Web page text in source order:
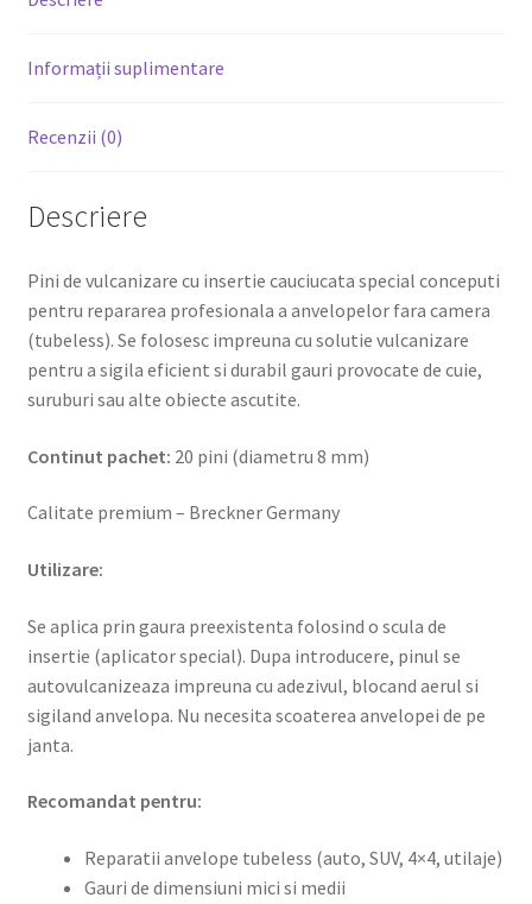
Informații suplimentare
Recenzii (0)
Descriere
Pini de vulcanizare cu insertie cauciucata special conceputi
pentru repararea profesionala a anvelopelor fara camera
(tubeless). Se folosesc impreuna cu solutie vulcanizare
pentru a sigila eficient si durabil gauri provocate de cuie,
suruburi sau alte obiecte ascutite.
Continut pachet: 20 pini (diametru 8 mm)
Calitate premium – Breckner Germany
Utilizare:
Se aplica prin gaura preexistenta folosind o scula de
insertie (aplicator special). Dupa introducere, pinul se
autovulcanizeaza impreuna cu adezivul, blocand aerul si
sigiland anvelopa. Nu necesita scoaterea anvelopei de pe
janta.
Recomandat pentru:
Reparatii anvelope tubeless (auto, SUV, 4×4, utilaje)
Gauri de dimensiuni mici si medii